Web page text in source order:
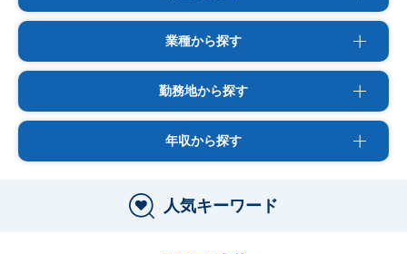
業種から探す
勤務地から探す
年収から探す
人気キーワード